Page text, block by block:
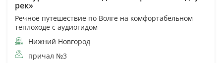
рек»
Речное путешествие по Волге на комфортабельном
теплоходе с аудиогидом
Нижний Новгород
причал №3